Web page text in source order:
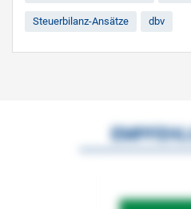
Steuerbilanz-Ansätze dbv